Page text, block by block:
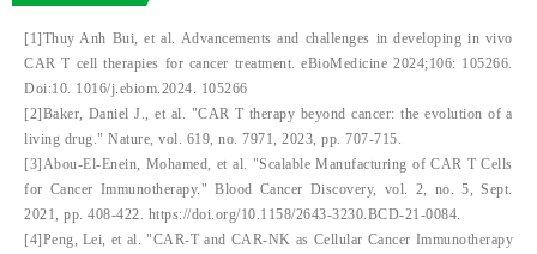
[1]Thuy Anh Bui, et al. Advancements and challenges in developing in vivo
CAR T cell therapies for cancer treatment. eBioMedicine 2024;106: 105266.
Doi:10. 1016/j.ebiom.2024. 105266
[2]Baker, Daniel J., et al. "CAR T therapy beyond cancer: the evolution of a
living drug." Nature, vol. 619, no. 7971, 2023, pp. 707-715.
[3]Abou-El-Enein, Mohamed, et al. "Scalable Manufacturing of CAR T Cells
for Cancer Immunotherapy." Blood Cancer Discovery, vol. 2, no. 5, Sept.
2021, pp. 408-422. https://doi.org/10.1158/2643-3230.BCD-21-0084.
[4]Peng, Lei, et al. "CAR-T and CAR-NK as Cellular Cancer Immunotherapy